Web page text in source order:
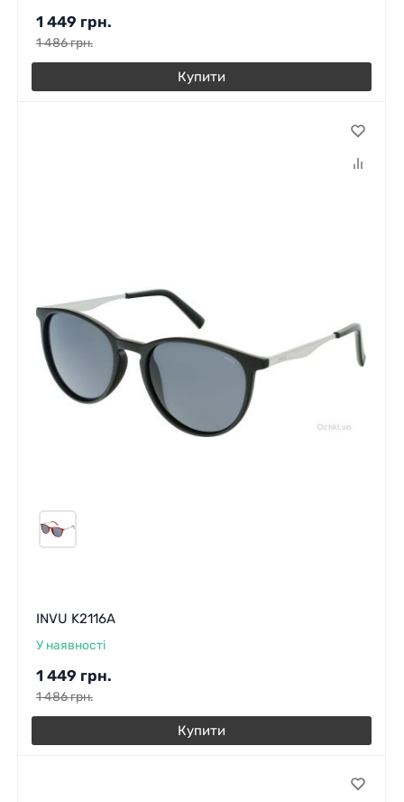
1 449 грн.
1 486грн.
Купити
INVU K2116A
У наявності
1 449 грн.
1 486грн.
Купити